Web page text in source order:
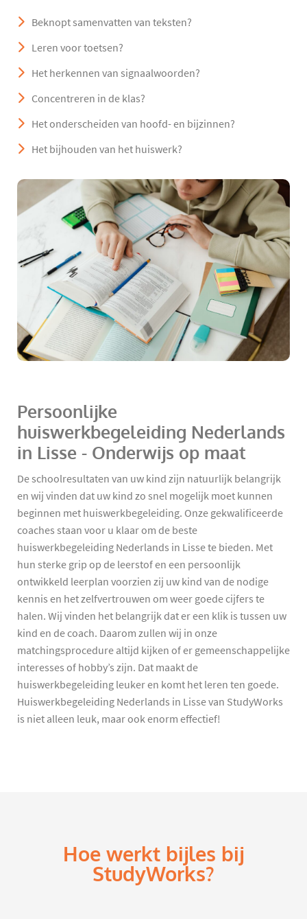
Beknopt samenvatten van teksten?
Leren voor toetsen?
Het herkennen van signaalwoorden?
Concentreren in de klas?
Het onderscheiden van hoofd- en bijzinnen?
Het bijhouden van het huiswerk?
Persoonlijke
huiswerkbegeleiding Nederlands
in Lisse - Onderwijs op maat
De schoolresultaten van uw kind zijn natuurlijk belangrijk
en wij vinden dat uw kind zo snel mogelijk moet kunnen
beginnen met huiswerkbegeleiding. Onze gekwalificeerde
coaches staan voor u klaar om de beste
huiswerkbegeleiding Nederlands in Lisse te bieden. Met
hun sterke grip op de leerstof en een persoonlijk
ontwikkeld leerplan voorzien zij uw kind van de nodige
kennis en het zelfvertrouwen om weer goede cijfers te
halen. Wij vinden het belangrijk dat er een klik is tussen uw
kind en de coach. Daarom zullen wij in onze
matchingsprocedure altijd kijken of er gemeenschappelijke
interesses of hobby’s zijn. Dat maakt de
huiswerkbegeleiding leuker en komt het leren ten goede.
Huiswerkbegeleiding Nederlands in Lisse van StudyWorks
is niet alleen leuk, maar ook enorm effectief!
Hoe werkt bijles bij
StudyWorks?